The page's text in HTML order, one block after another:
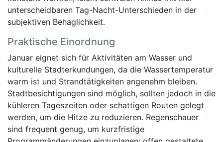
unterscheidbaren Tag-Nacht-Unterschieden in der
subjektiven Behaglichkeit.
Praktische Einordnung
Januar eignet sich für Aktivitäten am Wasser und
kulturelle Stadterkundungen, da die Wassertemperatur
warm ist und Strandtätigkeiten angenehm bleiben.
Stadtbesichtigungen sind möglich, sollten jedoch in die
kühleren Tageszeiten oder schattigen Routen gelegt
werden, um die Hitze zu reduzieren. Regenschauer
sind frequent genug, um kurzfristige